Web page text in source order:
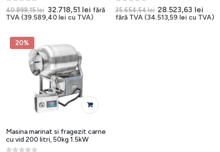
0 out of 5
40.898,15lei Prețul
inițial
a
32.718,51 leiPrețul
curent
fără
TVA (39.589,40 lei cu TVA)
0 out of 5
35.654,54lei Prețul
inițial
28.523,63 lei
fără TVA (34.513,59 lei cu TVA)
20%
Masina marinat si fragezit carne
cu vid 200 litri, 50kg 1.5kW